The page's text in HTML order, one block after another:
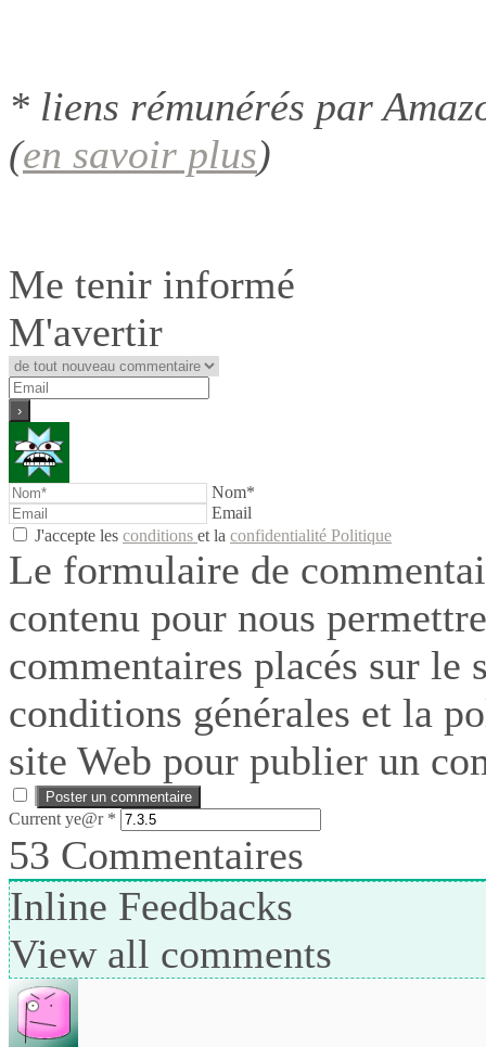
* liens rémunérés par
(en savoir plus)
Me tenir informé
M'avertir
Nom*
Email
J'accepte les conditions et la confidentialité Politique
Le formulaire de
contenu pour nous
commentaires placés sur
conditions générales et la
site Web pour publier un
Current ye@r *
53 Commentaires
Inline Feedbacks
View all comments